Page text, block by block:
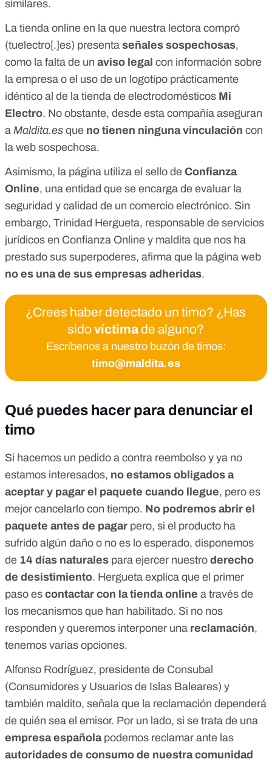
similares.
La tienda online en la que nuestra lectora compró
(tuelectro[.]es) presenta señales sospechosas,
como la falta de un aviso legal con información sobre
la empresa o el uso de un logotipo prácticamente
idéntico al de la tienda de electrodomésticos Mi
Electro. No obstante, desde esta compañía aseguran
a Maldita.es que no tienen ninguna vinculación con
la web sospechosa.
Asimismo, la página utiliza el sello de Confianza
Online, una entidad que se encarga de evaluar la
seguridad y calidad de un comercio electrónico. Sin
embargo, Trinidad Hergueta, responsable de servicios
jurídicos en Confianza Online y maldita que nos ha
prestado sus superpoderes, afirma que la página web
no es una de sus empresas adheridas.
¿Crees haber detectado un timo? ¿Has
sidovíctimade alguno?
Escríbenos a nuestro buzón de timos:
timo@maldita.es
Qué puedes hacer para denunciar el
timo
Si hacemos un pedido a contra reembolso y ya no
estamos interesados, no estamos obligados a
aceptar y pagar el paquete cuando llegue, pero es
mejor cancelarlo con tiempo. No podremos abrir el
paquete antes de pagar pero, si el producto ha
sufrido algún daño o no es lo esperado, disponemos
de 14 días naturales para ejercer nuestro derecho
de desistimiento. Hergueta explica que el primer
paso es contactar con la tienda online a través de
los mecanismos que han habilitado. Si no nos
responden y queremos interponer una reclamación,
tenemos varias opciones.
Alfonso Rodríguez, presidente de Consubal
(Consumidores y Usuarios de Islas Baleares) y
también maldito, señala que la reclamación dependerá
de quién sea el emisor. Por un lado, si se trata de una
empresa españolapodemos reclamar ante las
autoridades de consumo de nuestra comunidad